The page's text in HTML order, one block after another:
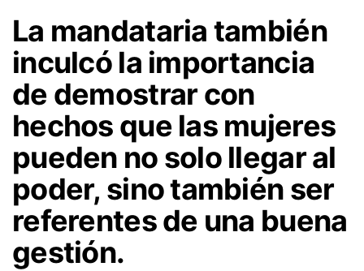
La mandataria también
inculcó la importancia
de demostrar con
hechos que las mujeres
pueden no solo llegar al
poder, sino también ser
referentes de una buena
gestión.